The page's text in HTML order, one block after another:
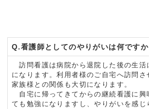
Q.看護師としてのやりがいは何ですか
訪問看護は病院から退院した後の生活
になります。利用者様のご自宅へ訪問さ
家族様との関係も大切になります。
自宅に帰ってきてからの継続看護に興
ても勉強になりますし、やりがいを感じ